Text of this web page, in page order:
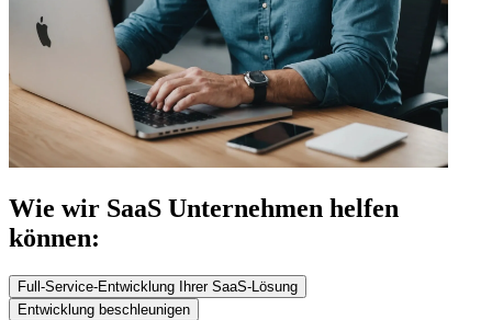
Wie wir SaaS Unternehmen helfen
können:
Full-Service-Entwicklung Ihrer SaaS-Lösung
Entwicklung beschleunigen